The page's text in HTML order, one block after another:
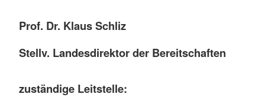
Prof. Dr. Klaus Schliz
Stellv. Landesdirektor der Bereitschaften
zuständige Leitstelle: